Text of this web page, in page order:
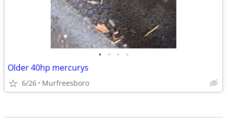
• • • •
Older 40hp mercurys
6/26 Murfreesboro